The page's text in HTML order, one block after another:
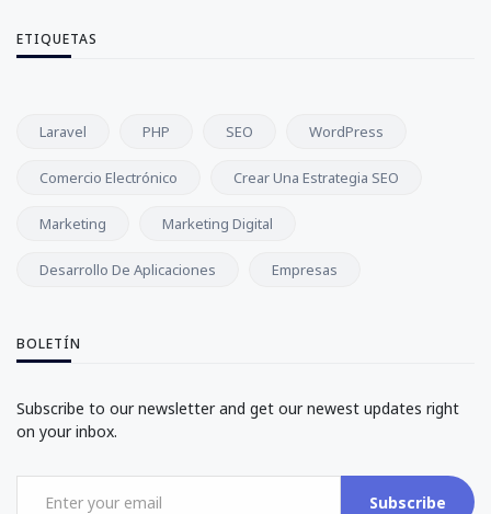
ETIQUETAS
Laravel PHP SEO WordPress
Comercio Electrónico Crear Una Estrategia SEO
Marketing Marketing Digital
Desarrollo De Aplicaciones Empresas
BOLETÍN
Subscribe to our newsletter and get our newest updates right
on your inbox.
Subscribe